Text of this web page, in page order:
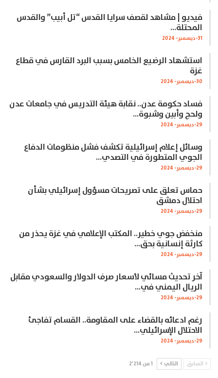
فيديو | مشاهد لقصف سرايا القدس “تل أبيب” والقدس
المحتلة…
31-ديسمبر- 2024
استشهاد الرضيع الخامس بسبب البرد القارس في قطاع
غزة
30-ديسمبر- 2024
فساد حكومة عدن.. نقابة هيئة التدريس في جامعات عدن
ولحج وأبين وشبوة…
29-ديسمبر- 2024
وسائل إعلام إسرائيلية تكشف فشل منظومات الدفاع
الجوي المتطورة في التصدي…
29-ديسمبر- 2024
حماس تعلق على تصريحات مسؤول إسرائيلي بشأن
احتلال دمشق
29-ديسمبر- 2024
منخفض جوي خطير.. المكتب الإعلامي في غزة يحذر من
كارثة إنسانية بحق…
29-ديسمبر- 2024
آخر تحديث مسائي لأسعار صرف الدولار والسعودي مقابل
الريال اليمني في…
29-ديسمبر- 2024
رغم ادعائه بالقضاء على المقاومة.. القسام تفاجئ
الاحتلال الإسرائيلي…
29-ديسمبر- 2024
السابق التالي 1 من 2٬214